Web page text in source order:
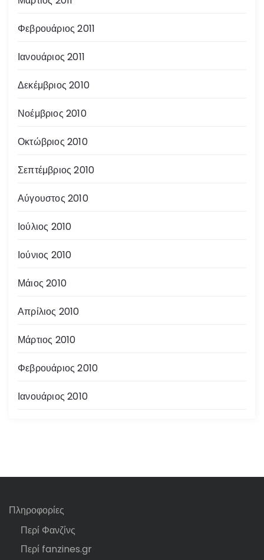
Φεβρουάριος 2011
Ιανουάριος 2011
Δεκέμβριος 2010
Νοέμβριος 2010
Οκτώβριος 2010
Σεπτέμβριος 2010
Αύγουστος 2010
Ιούλιος 2010
Ιούνιος 2010
Μάιος 2010
Απρίλιος 2010
Μάρτιος 2010
Φεβρουάριος 2010
Ιανουάριος 2010
Πληροφορίες
Περί Φανζίνς
Περί fanzines.gr